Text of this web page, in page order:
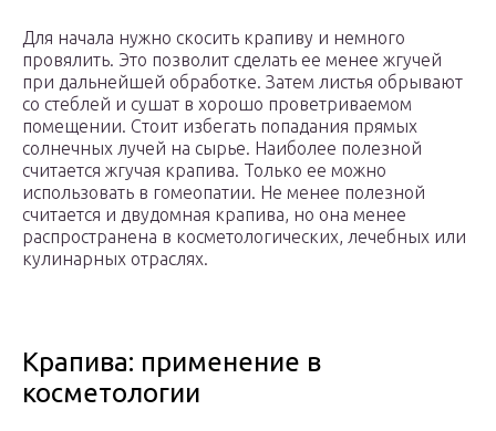
Для начала нужно скосить крапиву и немного
провялить. Это позволит сделать ее менее жгучей
при дальнейшей обработке. Затем листья обрывают
со стеблей и сушат в хорошо проветриваемом
помещении. Стоит избегать попадания прямых
солнечных лучей на сырье. Наиболее полезной
считается жгучая крапива. Только ее можно
использовать в гомеопатии. Не менее полезной
считается и двудомная крапива, но она менее
распространена в косметологических, лечебных или
кулинарных отраслях.
Крапива: применение в
косметологии